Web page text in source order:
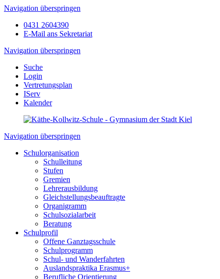
Navigation überspringen
0431 2604390
E-Mail ans Sekretariat
Navigation überspringen
Suche
Login
Vertretungsplan
IServ
Kalender
Navigation überspringen
Schulorganisation
Schulleitung
Stufen
Gremien
Lehrerausbildung
Gleichstellungsbeauftragte
Organigramm
Schulsozialarbeit
Beratung
Schulprofil
Offene Ganztagsschule
Schulprogramm
Schul- und Wanderfahrten
Auslandspraktika Erasmus+
Berufliche Orientierung